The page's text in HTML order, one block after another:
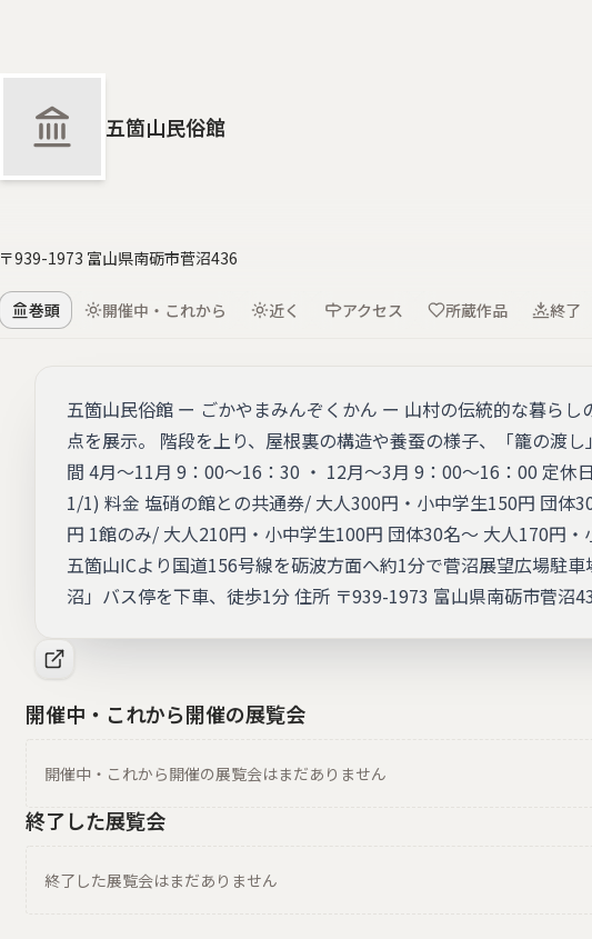
五箇山民俗館
〒939-1973 富山県南砺市菅沼436
巻頭 開催中・これから 近く アクセス 所蔵作品 終了
五箇山民俗館 ー ごかやまみんぞくかん ー 山村の伝統的な暮ら
点を展示。 階段を上り、屋根裏の構造や養蚕の様子、「籠の渡
間 4月～11月 9：00～16：30 ・ 12月～3月 9：00～16：00 定休
1/1) 料金 塩硝の館との共通券/ 大人300円・小中学生150円 団体
円 1館のみ/ 大人210円・小中学生100円 団体30名～ 大人170円
五箇山ICより国道156号線を砺波方面へ約1分で菅沼展望広場駐
沼」バス停を下車、徒歩1分 住所 〒939-1973 富山県南砺市菅沼
開催中・これから開催の展覧会
開催中・これから開催の展覧会はまだありません
終了した展覧会
終了した展覧会はまだありません